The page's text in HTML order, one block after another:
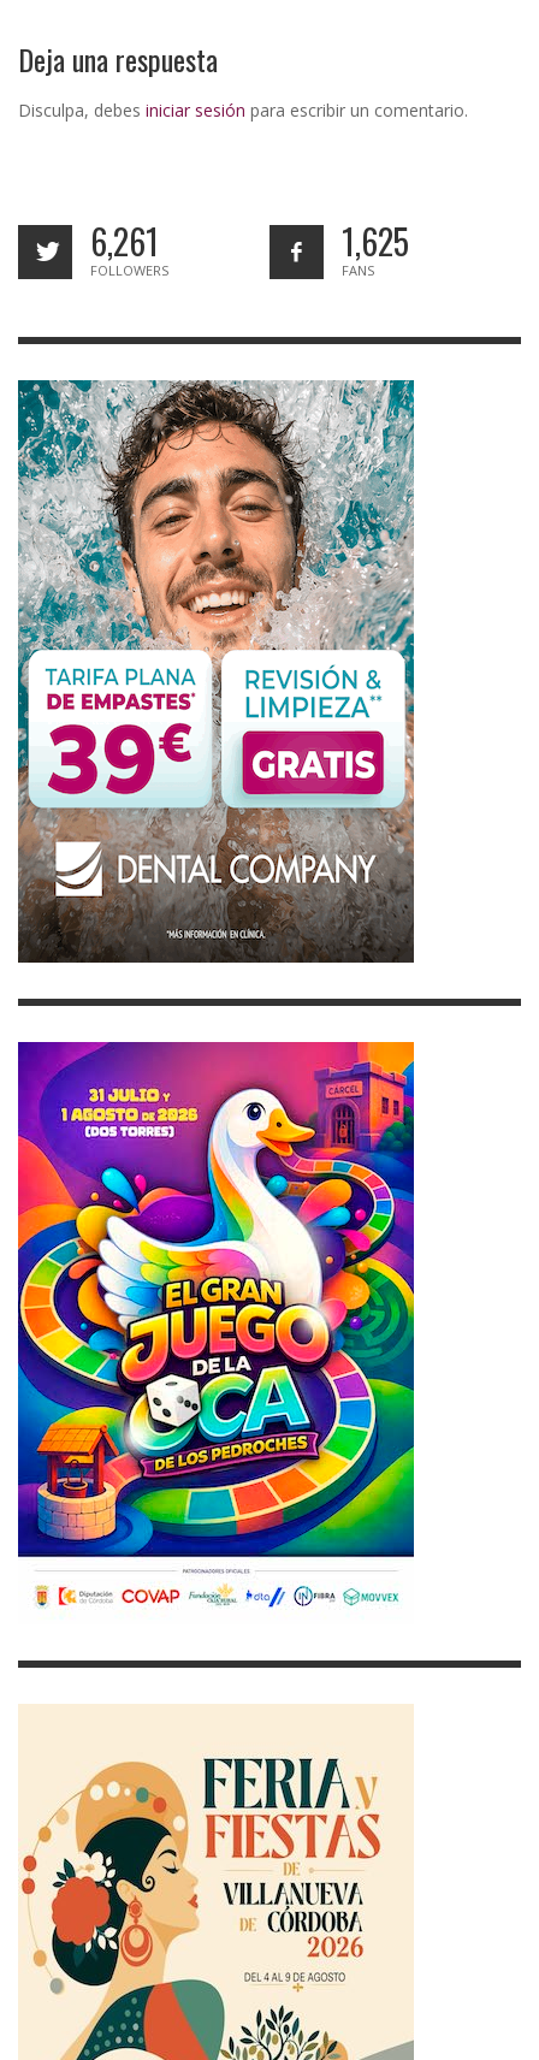
Deja una respuesta
Disculpa, debes iniciar sesión para escribir un comentario.
6,261
FOLLOWERS
1,625
FANS